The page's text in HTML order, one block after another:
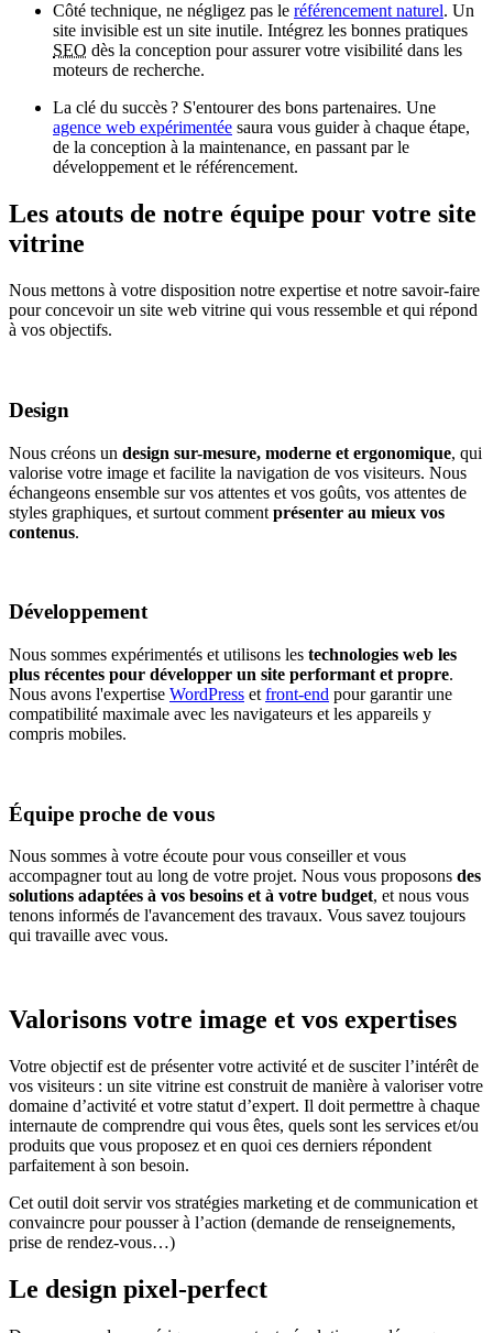
Côté technique, ne négligez pas le référencement naturel. Un
site invisible est un site inutile. Intégrez les bonnes pratiques
SEO dès la conception pour assurer votre visibilité dans les
moteurs de recherche.
La clé du succès ? S'entourer des bons partenaires. Une
agence web expérimentée saura vous guider à chaque étape,
de la conception à la maintenance, en passant par le
développement et le référencement.
Les atouts de notre équipe pour votre site
vitrine
Nous mettons à votre disposition notre expertise et notre savoir-faire
pour concevoir un site web vitrine qui vous ressemble et qui répond
à vos objectifs.
Design
Nous créons un design sur-mesure, moderne et ergonomique, qui
valorise votre image et facilite la navigation de vos visiteurs. Nous
échangeons ensemble sur vos attentes et vos goûts, vos attentes de
styles graphiques, et surtout comment présenter au mieux vos
contenus.
Développement
Nous sommes expérimentés et utilisons les technologies web les
plus récentes pour développer un site performant et propre.
Nous avons l'expertise WordPress et front-end pour garantir une
compatibilité maximale avec les navigateurs et les appareils y
compris mobiles.
Équipe proche de vous
Nous sommes à votre écoute pour vous conseiller et vous
accompagner tout au long de votre projet. Nous vous proposons des
solutions adaptées à vos besoins et à votre budget, et nous vous
tenons informés de l'avancement des travaux. Vous savez toujours
qui travaille avec vous.
Valorisons votre image et vos expertises
Votre objectif est de présenter votre activité et de susciter l’intérêt de
vos visiteurs : un site vitrine est construit de manière à valoriser votre
domaine d’activité et votre statut d’expert. Il doit permettre à chaque
internaute de comprendre qui vous êtes, quels sont les services et/ou
produits que vous proposez et en quoi ces derniers répondent
parfaitement à son besoin.
Cet outil doit servir vos stratégies marketing et de communication et
convaincre pour pousser à l’action (demande de renseignements,
prise de rendez-vous…)
Le design pixel-perfect